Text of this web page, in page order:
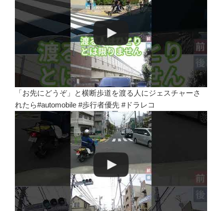
「お先にどうぞ」と横断歩道を渡る人にジェスチャーさ
れたら#automobile #歩行者優先 #ドラレコ